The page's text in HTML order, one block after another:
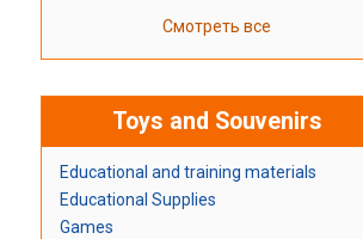
Смотреть все
Toys and Souvenirs
Educational and training materials
Educational Supplies
Games